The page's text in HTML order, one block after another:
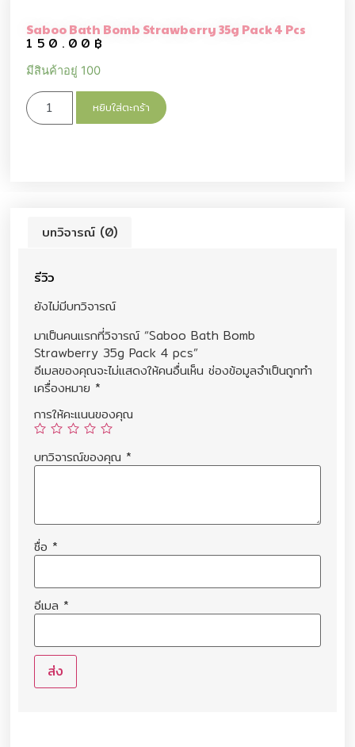
Saboo Bath Bomb Strawberry 35g Pack 4 Pcs
150.00 ฿
มีสินค้าอยู่ 100
หยิบใส่ตะกร้า
บทวิจารณ์ (0)
รีวิว
ยังไม่มีบทวิจารณ์
มาเป็นคนแรกที่วิจารณ์ “Saboo Bath Bomb
Strawberry 35g Pack 4 pcs”
อีเมลของคุณจะไม่แสดงให้คนอื่นเห็น ช่องข้อมูลจำเป็นถูกทำ
เครื่องหมาย *
การให้คะแนนของคุณ
บทวิจารณ์ของคุณ *
ชื่อ *
อีเมล *